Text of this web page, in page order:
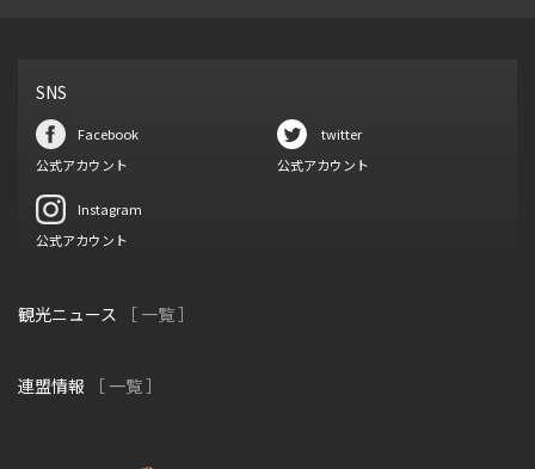
SNS
Facebook
公式アカウント
twitter
公式アカウント
Instagram
公式アカウント
観光ニュース ［ 一覧 ］
連盟情報 ［ 一覧 ］